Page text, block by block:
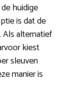
huidige
is dat de
alternatief
kiest
sleuven
manier is